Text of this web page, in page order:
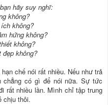
hãy suy nghĩ:
không?
không?
hứng không?
không?
không?
chế nói rất nhiều. Nếu như trả
chẳng có gì để nói nữa. Sự tức
rất nhiều lần. Mình chỉ tập trung
chịu thôi.